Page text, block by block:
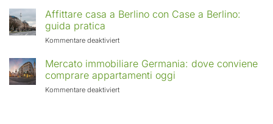
in
Europa:
in
crescita
rendimenti
Affittare casa a Berlino con Case a Berlino:
guida pratica
Kommentare deaktiviertfür
casa
a
Berlino
con
Mercato immobiliare Germania: dove conviene
comprare appartamenti oggi
Kommentare deaktiviertfür